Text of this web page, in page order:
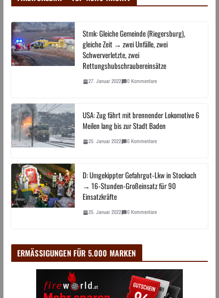
Stmk: Gleiche Gemeinde (Riegersburg),
gleiche Zeit → zwei Unfälle, zwei
Schwerverletzte, zwei
Rettungshubschraubereinsätze
27. Januar 2022 0 Kommentare
USA: Zug fährt mit brennender Lokomotive 6
Meilen lang bis zur Stadt Baden
25. Januar 2022 0 Kommentare
D: Umgekippter Gefahrgut-Lkw in Stockach
→ 16-Stunden-Großeinsatz für 90
Einsatzkräfte
25. Januar 2022 0 Kommentare
ERMÄSSIGUNGEN FÜR 5.000 MARKEN